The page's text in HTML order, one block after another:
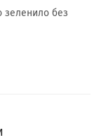
зеленило без